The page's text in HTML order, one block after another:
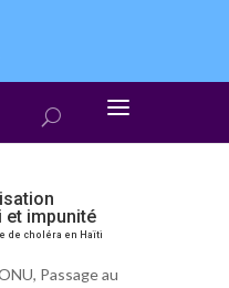
et impunité
de choléra en Haïti
, Passage au